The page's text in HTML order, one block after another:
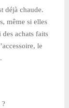
déjà chaude.
même si elles
achats faits
le